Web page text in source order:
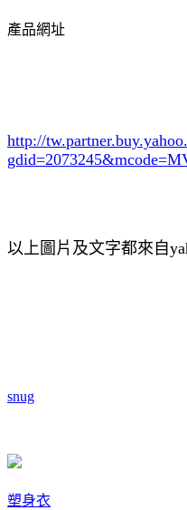
產品網址
http://
gdid=2073245
以上圖片及文字都來自
snug
塑身衣